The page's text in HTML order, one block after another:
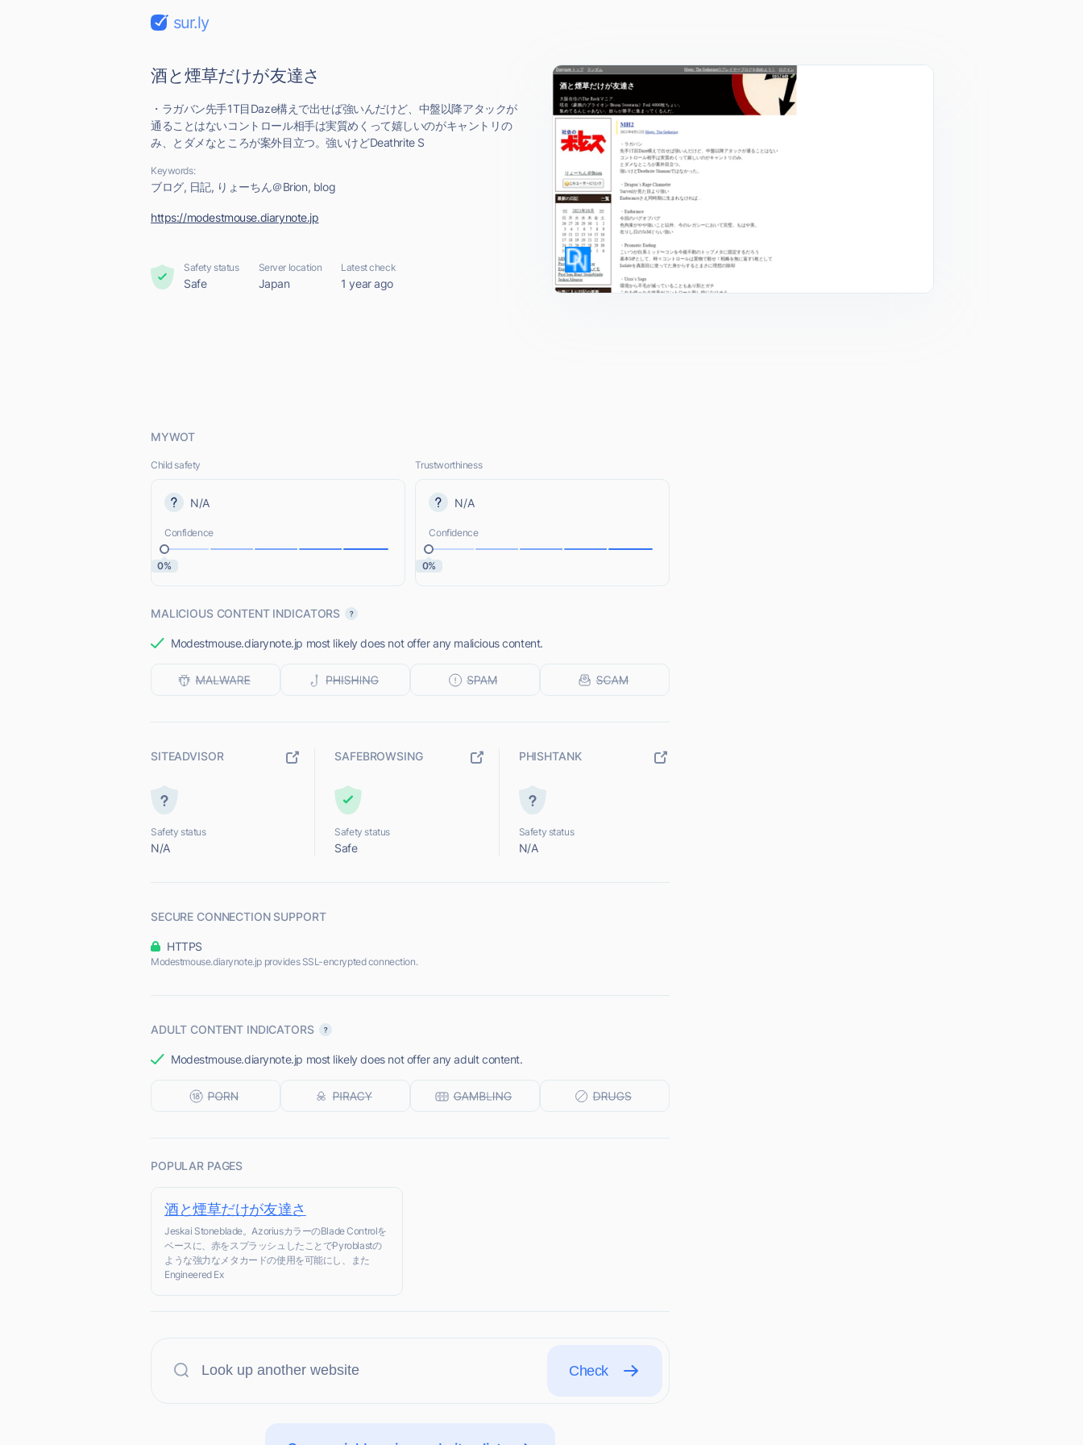
sur.ly
酒と煙草だけが友達さ
・ラガバン先手1T目Daze構えで出せば強いんだけど、中盤以降アタックが
通ることはないコントロール相手は実質めくって嬉しいのがキャントリの
み、とダメなところが案外目立つ。強いけどDeathrite S
Keywords:
ブログ, 日記, りょーちん＠Brion, blog
https://modestmouse.diarynote.jp
Safety status
Safe
Server location
Japan
Latest check
1 year ago
MYWOT
Child safety
N/A
Confidence
0%
Trustworthiness
N/A
Confidence
0%
MALICIOUS CONTENT INDICATORS
Modestmouse.diarynote.jp most likely does not offer any malicious content.
SITEADVISOR
Safety status
N/A
SAFEBROWSING
Safety status
Safe
PHISHTANK
Safety status
N/A
SECURE CONNECTION SUPPORT
HTTPS
Modestmouse.diarynote.jp provides SSL-encrypted connection.
ADULT CONTENT INDICATORS
Modestmouse.diarynote.jp most likely does not offer any adult content.
POPULAR PAGES
酒と煙草だけが友達さ
Jeskai Stoneblade。AzoriusカラーのBlade Controlを
ベースに、赤をスプラッシュしたことでPyroblastの
ような強力なメタカードの使用を可能にし、また
Engineered Ex
Check